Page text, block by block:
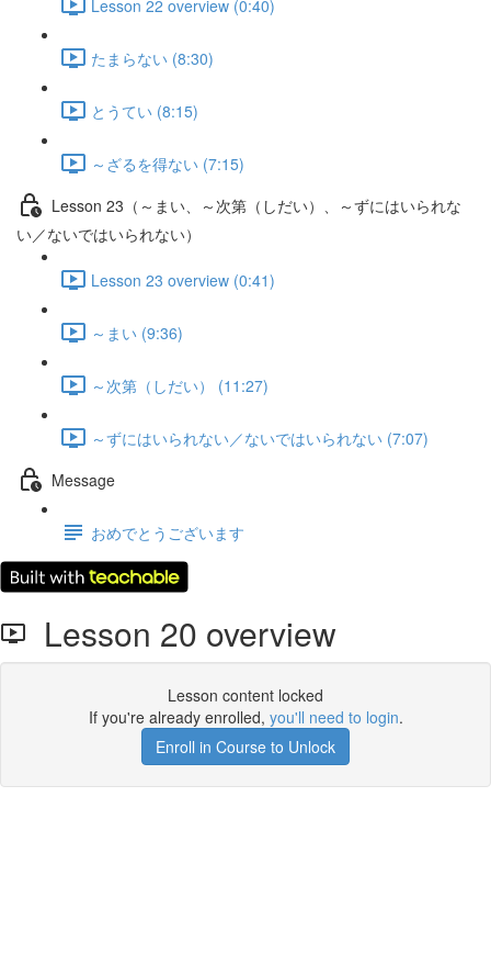
Lesson 22 overview (0:40)
たまらない (8:30)
とうてい (8:15)
～ざるを得ない (7:15)
Lesson 23（～まい、～次第（しだい）、～ずにはいられな
い／ないではいられない）
Lesson 23 overview (0:41)
～まい (9:36)
～次第（しだい） (11:27)
～ずにはいられない／ないではいられない (7:07)
Message
おめでとうございます
Lesson 20 overview
Lesson content locked
If you're already enrolled, you'll need to login.
Enroll in Course to Unlock